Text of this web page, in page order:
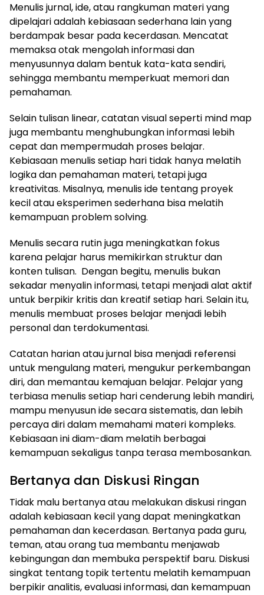
Menulis jurnal, ide, atau rangkuman materi yang
dipelajari adalah kebiasaan sederhana lain yang
berdampak besar pada kecerdasan. Mencatat
memaksa otak mengolah informasi dan
menyusunnya dalam bentuk kata-kata sendiri,
sehingga membantu memperkuat memori dan
pemahaman.
Selain tulisan linear, catatan visual seperti mind map
juga membantu menghubungkan informasi lebih
cepat dan mempermudah proses belajar.
Kebiasaan menulis setiap hari tidak hanya melatih
logika dan pemahaman materi, tetapi juga
kreativitas. Misalnya, menulis ide tentang proyek
kecil atau eksperimen sederhana bisa melatih
kemampuan problem solving.
Menulis secara rutin juga meningkatkan fokus
karena pelajar harus memikirkan struktur dan
konten tulisan. Dengan begitu, menulis bukan
sekadar menyalin informasi, tetapi menjadi alat aktif
untuk berpikir kritis dan kreatif setiap hari. Selain itu,
menulis membuat proses belajar menjadi lebih
personal dan terdokumentasi.
Catatan harian atau jurnal bisa menjadi referensi
untuk mengulang materi, mengukur perkembangan
diri, dan memantau kemajuan belajar. Pelajar yang
terbiasa menulis setiap hari cenderung lebih mandiri,
mampu menyusun ide secara sistematis, dan lebih
percaya diri dalam memahami materi kompleks.
Kebiasaan ini diam-diam melatih berbagai
kemampuan sekaligus tanpa terasa membosankan.
Bertanya dan Diskusi Ringan
Tidak malu bertanya atau melakukan diskusi ringan
adalah kebiasaan kecil yang dapat meningkatkan
pemahaman dan kecerdasan. Bertanya pada guru,
teman, atau orang tua membantu menjawab
kebingungan dan membuka perspektif baru. Diskusi
singkat tentang topik tertentu melatih kemampuan
berpikir analitis, evaluasi informasi, dan kemampuan